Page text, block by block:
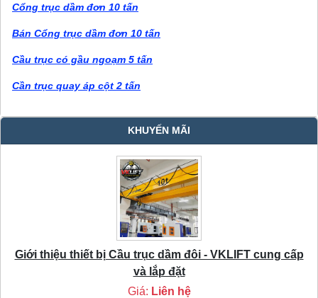
Cổng trục dầm đơn 10 tấn
Bán Cổng trục dầm đơn 10 tấn
Cầu trục có gầu ngoạm 5 tấn
Cần trục quay áp cột 2 tấn
KHUYẾN MÃI
Giới thiệu thiết bị Cầu trục dầm đôi - VKLIFT cung cấp
và lắp đặt
Giá: Liên hệ